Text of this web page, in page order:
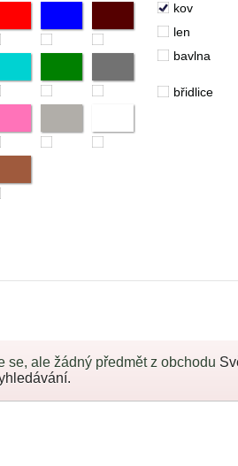
kov
len
bavlna
břidlice
se, ale žádný předmět z obchodu